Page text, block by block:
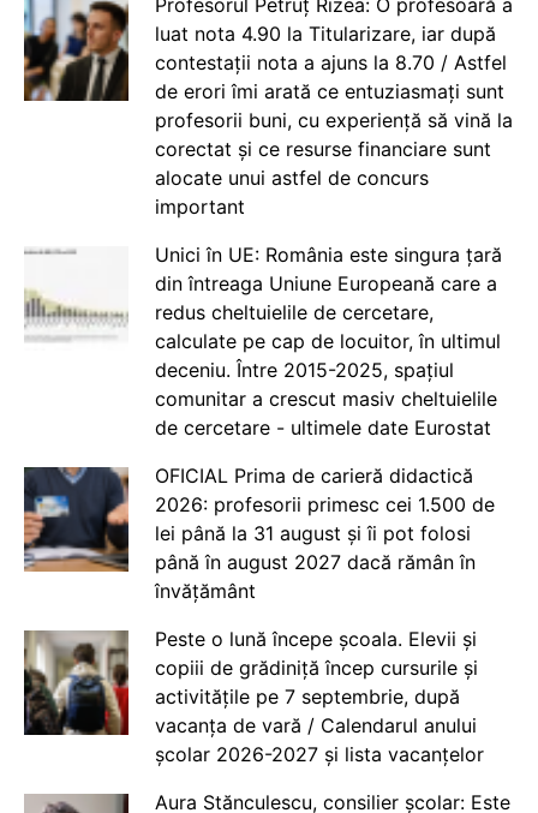
Profesorul Petruț Rizea: O profesoară a
luat nota 4.90 la Titularizare, iar după
contestații nota a ajuns la 8.70 / Astfel
de erori îmi arată ce entuziasmați sunt
profesorii buni, cu experiență să vină la
corectat și ce resurse financiare sunt
alocate unui astfel de concurs
important
Unici în UE: România este singura țară
din întreaga Uniune Europeană care a
redus cheltuielile de cercetare,
calculate pe cap de locuitor, în ultimul
deceniu. Între 2015-2025, spațiul
comunitar a crescut masiv cheltuielile
de cercetare - ultimele date Eurostat
OFICIAL Prima de carieră didactică
2026: profesorii primesc cei 1.500 de
lei până la 31 august și îi pot folosi
până în august 2027 dacă rămân în
învățământ
Peste o lună începe școala. Elevii și
copiii de grădiniță încep cursurile și
activitățile pe 7 septembrie, după
vacanța de vară / Calendarul anului
școlar 2026-2027 și lista vacanțelor
Aura Stănculescu, consilier școlar: Este